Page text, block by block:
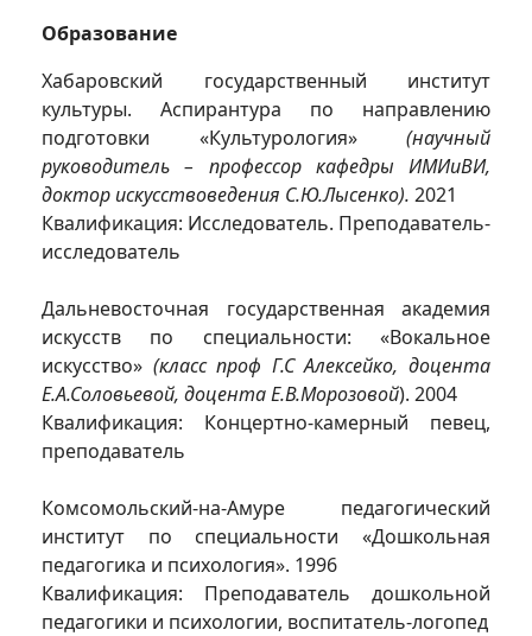
Образование
Хабаровский государственный институт
культуры. Аспирантура по направлению
подготовки «Культурология» (научный
руководитель – профессор кафедры ИМИиВИ,
доктор искусствоведения С.Ю.Лысенко). 2021
Квалификация: Исследователь. Преподаватель-
исследователь
Дальневосточная государственная академия
искусств по специальности: «Вокальное
искусство» (класс проф Г.С Алексейко, доцента
Е.А.Соловьевой, доцента Е.В.Морозовой). 2004
Квалификация: Концертно-камерный певец,
преподаватель
Комсомольский-на-Амуре педагогический
институт по специальности «Дошкольная
педагогика и психология». 1996
Квалификация: Преподаватель дошкольной
педагогики и психологии, воспитатель-логопед